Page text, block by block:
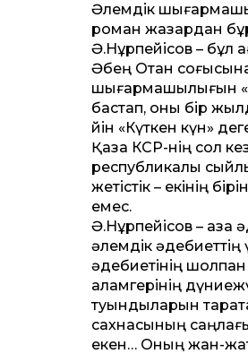
Әлемдік
роман жазардан
Ә.Нұрпейісов –
Әбең Отан
шығармашылығын
бастап, оны бір
йін «Күткен күн»
Қазақ КСР-нің сол
республикалық
жетістік – екінің
емес.
Ә.Нұрпейісов – қазақ
әлемдік әдебиет­тің
әдебиетінің шолпан
қаламгерінің
туындыларын тарқата
сахнасының
екен… Оның жан-